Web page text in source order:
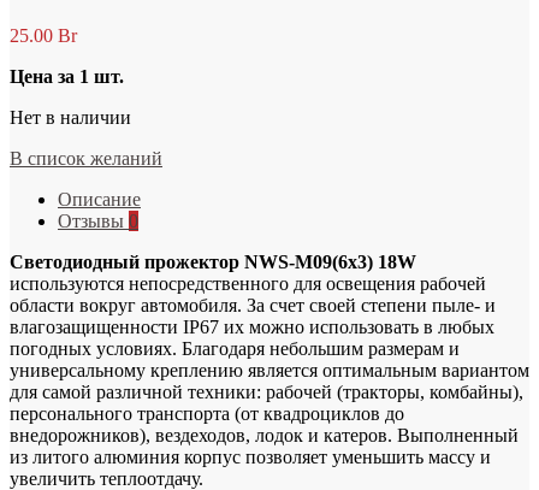
25.00 Br
Цена за 1 шт.
Нет в наличии
В список желаний
Описание
Отзывы 0
Светодиодный прожектор NWS-M09(6х3) 18W
используются непосредственного для освещения рабочей
области вокруг автомобиля. За счет своей степени пыле- и
влагозащищенности IP67 их можно использовать в любых
погодных условиях. Благодаря небольшим размерам и
универсальному креплению является оптимальным вариантом
для самой различной техники: рабочей (тракторы, комбайны),
персонального транспорта (от квадроциклов до
внедорожников), вездеходов, лодок и катеров. Выполненный
из литого алюминия корпус позволяет уменьшить массу и
увеличить теплоотдачу.